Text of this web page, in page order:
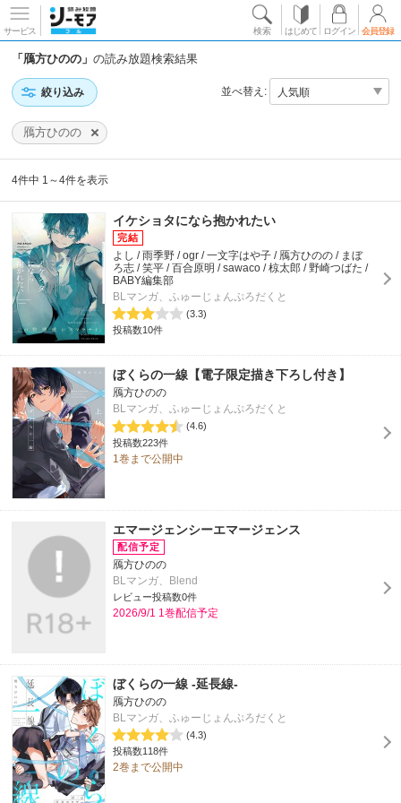
サービス 検索 はじめて ログイン 会員登録
「鴈方ひのの」の読み放題検索結果
絞り込み 並べ替え:
鴈方ひのの
4件中 1～4件を表示
イケショタになら抱かれたい
よし / 雨季野 / ogr / 一文字はや子 / 鴈方ひのの / まぼ
ろ志 / 笑平 / 百合原明 / sawaco / 椋太郎 / 野崎つばた /
BABY編集部
BLマンガ、ふゅーじょんぷろだくと
(3.3)
投稿数10件
ぼくらの一線【電子限定描き下ろし付き】
鴈方ひのの
BLマンガ、ふゅーじょんぷろだくと
(4.6)
投稿数223件
1巻まで公開中
エマージェンシーエマージェンス
鴈方ひのの
BLマンガ、Blend
レビュー投稿数0件
2026/9/1 1巻配信予定
ぼくらの一線 -延長線-
鴈方ひのの
BLマンガ、ふゅーじょんぷろだくと
(4.3)
投稿数118件
2巻まで公開中